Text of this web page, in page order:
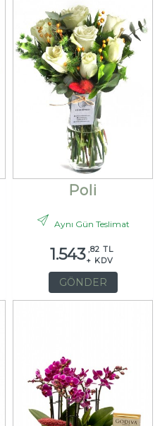
Poli
Aynı Gün Teslimat
1.543 ,82 TL
+ KDV
GÖNDER